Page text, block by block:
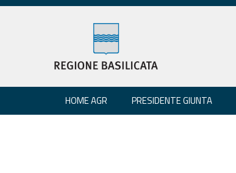
HOME AGR PRESIDENTE GIUNTA